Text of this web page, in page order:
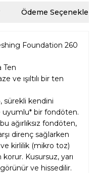
Ödeme Seçenekleri
Foundation 260
Ten
ve ışıltılı bir ten
sürekli kendini
uyumlu* bir fondöten.
ağırlıksız fondöten,
direnç sağlarken
ve kirlilik (mikro toz)
Kusursuz, yarı
ve hissedilir.